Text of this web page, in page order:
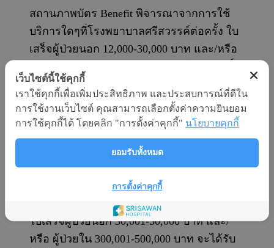
สถานภาพบัตร Benefit พิจารณาจากการใช้
บริการใดๆที่โรงพยาบาลศรีสวรรค์ต่อครั้ง ใบ
เสร็จผู้ป่วยนอก 12,000-30,000 บาท และ/หรือ
การสมัครสมาชิกสถานภาพ Benefit ทันที โดย
บัตรสมาชิกไม่มีวันหมดอายุ นับจากวันที่ได้รับ
บัตรสมาชิก
บัตร Premium
สถานภาพบัตร Premium พิจารณาจากการการ
ใช้บริการใดๆที่โรงพยาบาลศรีสวรรค์ต่อครั้ง
ใบเสร็จผู้ป่วยนอก 30,001-50,000 บาท และ/
หรือ ผู้ป่วยใน 300,001-500,000 บาท จะได้รับ
เว็บไซต์นี้ใช้คุกกี้
เราใช้คุกกี้เพื่อเพิ่มประสิทธิภาพ และประสบการณ์ที่ดีใน
การใช้งานเว็บไซต์ คุณสามารถเลือกตั้งค่าความยินยอม
การใช้คุกกี้ได้ โดยคลิก "การตั้งค่าคุกกี้" นโยบายคุกกี้
ยอมรับทั้งหมด
การตั้งค่าคุกกี้